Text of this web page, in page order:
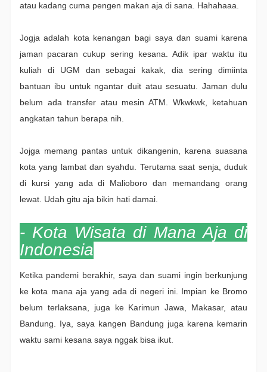
atau kadang cuma pengen makan aja di sana. Hahahaaa.
Jogja adalah kota kenangan bagi saya dan suami karena
jaman pacaran cukup sering kesana. Adik ipar waktu itu
kuliah di UGM dan sebagai kakak, dia sering dimiinta
bantuan ibu untuk ngantar duit atau sesuatu. Jaman dulu
belum ada transfer atau mesin ATM. Wkwkwk, ketahuan
angkatan tahun berapa nih.
Jojga memang pantas untuk dikangenin, karena suasana
kota yang lambat dan syahdu. Terutama saat senja, duduk
di kursi yang ada di Malioboro dan memandang orang
lewat. Udah gitu aja bikin hati damai.
- Kota Wisata di Mana Aja di
Indonesia
Ketika pandemi berakhir, saya dan suami ingin berkunjung
ke kota mana aja yang ada di negeri ini. Impian ke Bromo
belum terlaksana, juga ke Karimun Jawa, Makasar, atau
Bandung. Iya, saya kangen Bandung juga karena kemarin
waktu sami kesana saya nggak bisa ikut.